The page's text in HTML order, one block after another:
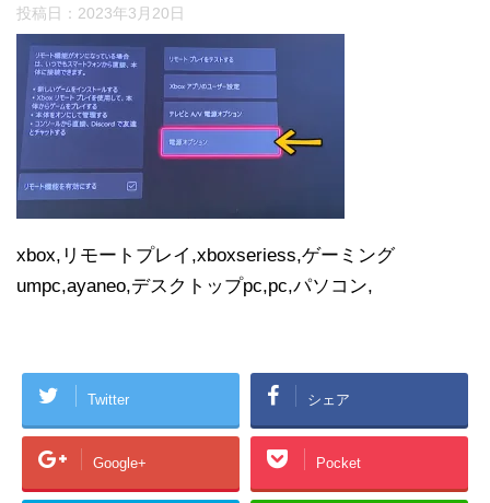
投稿日： 2023年3月20日
xbox,リモートプレイ,xboxseriess,ゲーミング
umpc,ayaneo,デスクトップpc,pc,パソコン,
Twitter シェア
Google+ Pocket